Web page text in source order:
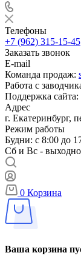
Телефоны
+7 (962) 315-15-45
Заказать звонок
E-mail
Команда продаж:
Работа с
Поддержка сайта:
Адрес
г. Екатеринбург,
Режим работы
Будни: с 8:00 до
Сб и Вс -
0 Корзина
Ваша корзина